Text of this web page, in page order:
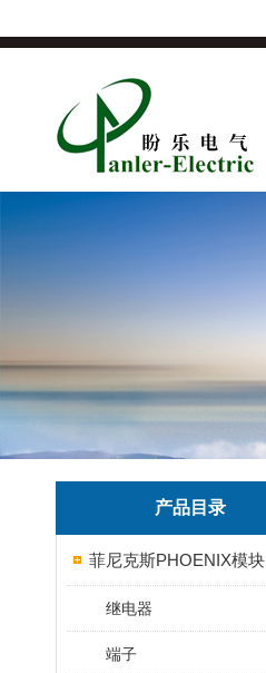
产品目录
菲尼克斯PHOENIX模块
继电器
端子